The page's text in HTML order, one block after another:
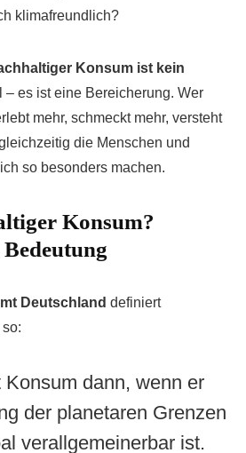
klimafreundlich?
Konsum ist kein
– es ist eine Bereicherung. Wer
mehr, schmeckt mehr, versteht
die Menschen und
so besonders machen.
Konsum?
Deutschland definiert
Konsum dann, wenn er
der planetaren Grenzen
verallgemeinerbar ist.